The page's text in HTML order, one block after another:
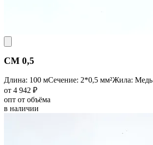
CM 0,5
Длина: 100 мСечение: 2*0,5 мм²Жила: Медь
от 4 942 ₽
опт от объёма
в наличии